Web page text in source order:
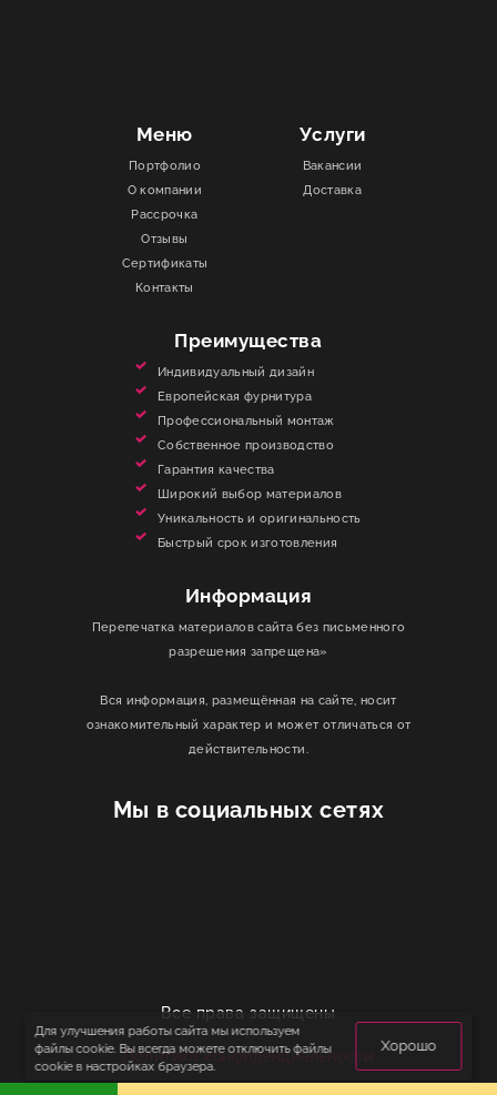
Мы в социальных сетях
Меню
Портфолио
О компании
Рассрочка
Отзывы
Сертификаты
Контакты
Услуги
Вакансии
Доставка
Преимущества
Индивидуальный дизайн
Европейская фурнитура
Профессиональный монтаж
Собственное производство
Гарантия качества
Широкий выбор материалов
Уникальность и оригинальность
Быстрый срок изготовления
Информация
Перепечатка материалов сайта без письменного
разрешения запрещена»
Вся информация, размещённая на сайте, носит
ознакомительный характер и может отличаться от
действительности.
Все права защищены
Политика конфиденциальности
Для улучшения работы сайта мы используем
файлы cookie. Вы всегда можете отключить файлы
cookie в настройках браузера.
Хорошо